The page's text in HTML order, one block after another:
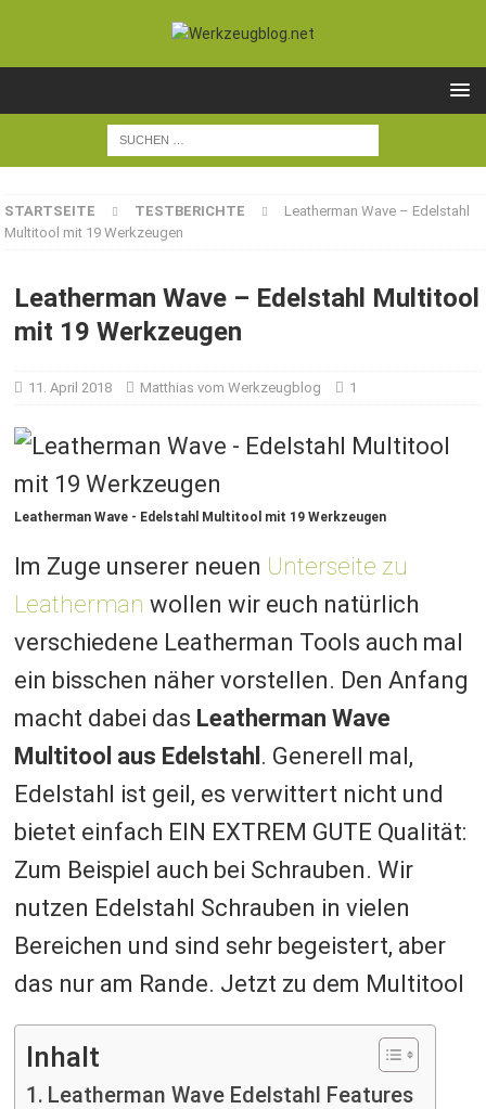
STARTSEITE TESTBERICHTE
Leatherman Wave – Edelstahl
Multitool mit 19 Werkzeugen
Leatherman Wave – Edelstahl Multitool
mit 19 Werkzeugen
11. April 2018 Matthias vom Werkzeugblog 1
Leatherman Wave - Edelstahl Multitool mit 19 Werkzeugen
Im Zuge unserer neuen Unterseite zu
Leatherman wollen wir euch natürlich
verschiedene Leatherman Tools auch mal
ein bisschen näher vorstellen. Den Anfang
macht dabei das Leatherman Wave
Multitool aus Edelstahl . Generell mal,
Edelstahl ist geil, es verwittert nicht und
bietet einfach EIN EXTREM GUTE Qualität:
Zum Beispiel auch bei Schrauben. Wir
nutzen Edelstahl Schrauben in vielen
Bereichen und sind sehr begeistert, aber
das nur am Rande. Jetzt zu dem Multitool
Inhalt
Leatherman Wave Edelstahl Features